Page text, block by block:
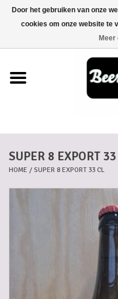
Biermanden
Blikken
SUPER 8 EXPORT
HOME / SUPER 8 EXPORT 33 CL
Door het gebruiken van onze
cookies om onze website te